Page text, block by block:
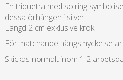
En triquetra med solring
dessa örhängen i silver.
Längd 2 cm exklusive krok.
För matchande hängsmycke se
Skickas normalt inom 1-2